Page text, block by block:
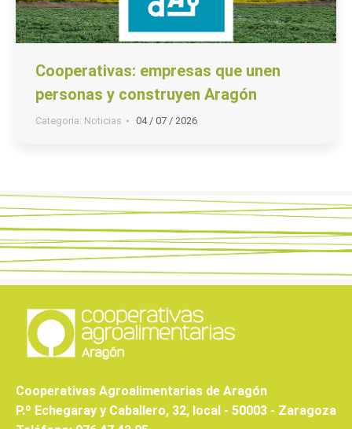
Cooperativas: empresas que unen
personas y construyen Aragón
Categoria: Noticias 04 / 07 / 2026
Cooperativas Agroalimentarias de Aragón
P.º Echegaray y Caballero, 32, local - 50003 - Zaragoza